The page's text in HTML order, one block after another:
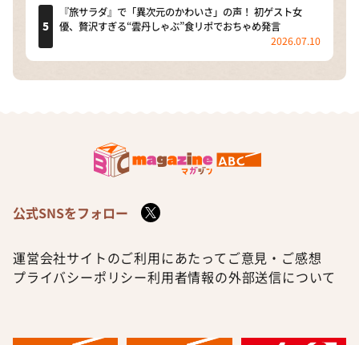
『旅サラダ』で「異次元のかわいさ」の声！ 初ゲスト女
優、贅沢すぎる“雲丹しゃぶ”食リポでおちゃめ発言
2026.07.10
公式SNSをフォロー
運営会社サイトのご利用にあたって ご意見・ご感想
プライバシーポリシー利用者情報の外部送信について